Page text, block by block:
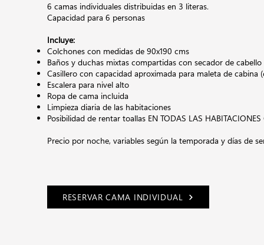
6 camas individuales distribuidas en 3 literas.
Capacidad para 6 personas
Incluye:
Colchones con medidas de 90x190 cms
Baños y duchas mixtas compartidas con secador de cabello
Casillero con capacidad aproximada para maleta de cabina
Escalera para nivel alto
Ropa de cama incluida
Limpieza diaria de las habitaciones
Posibilidad de rentar toallas EN TODAS LAS HABITACIONES
Precio por noche, variables según la temporada y días de
RESERVAR CAMA INDIVIDUAL